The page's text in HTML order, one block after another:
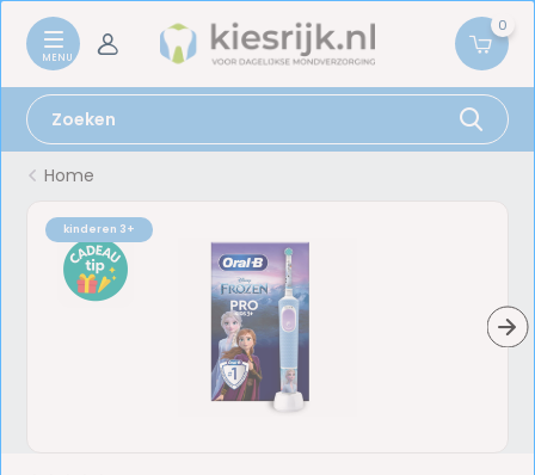
0
Home
kinderen 3+